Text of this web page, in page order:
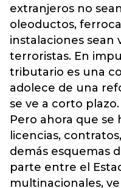
extranjeros no
oleoductos,
instalaciones sean
terroristas. En
tributario es una
adolece de una
se ve a corto plazo.
Pero ahora que se
licencias,
demás esquemas
parte entre el
multinacionales,